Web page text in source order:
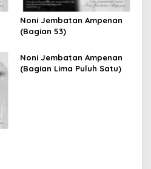
Noni Jembatan Ampenan
(Bagian 53)
Noni Jembatan Ampenan
(Bagian Lima Puluh Satu)